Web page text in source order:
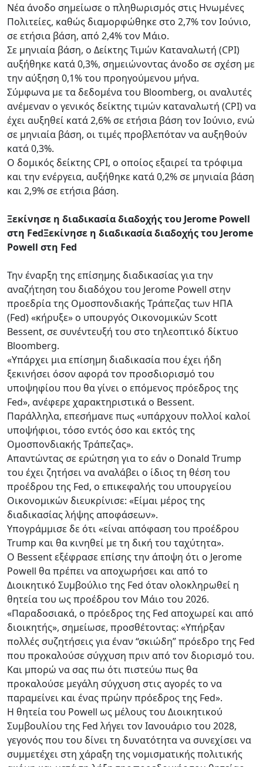
Νέα άνοδο σημείωσε ο πληθωρισμός στις Ηνωμένες
Πολιτείες, καθώς διαμορφώθηκε στο 2,7% τον Ιούνιο,
σε ετήσια βάση, από 2,4% τον Μάιο.
Σε μηνιαία βάση, ο Δείκτης Τιμών Καταναλωτή (CPI)
αυξήθηκε κατά 0,3%, σημειώνοντας άνοδο σε σχέση με
την αύξηση 0,1% του προηγούμενου μήνα.
Σύμφωνα με τα δεδομένα του Bloomberg, οι αναλυτές
ανέμεναν ο γενικός δείκτης τιμών καταναλωτή (CPI) να
έχει αυξηθεί κατά 2,6% σε ετήσια βάση τον Ιούνιο, ενώ
σε μηνιαία βάση, οι τιμές προβλεπόταν να αυξηθούν
κατά 0,3%.
Ο δομικός δείκτης CPI, ο οποίος εξαιρεί τα τρόφιμα
και την ενέργεια, αυξήθηκε κατά 0,2% σε μηνιαία βάση
και 2,9% σε ετήσια βάση.
Ξεκίνησε η διαδικασία διαδοχής του Jerome Powell
στη FedΞεκίνησε η διαδικασία διαδοχής του Jerome
Powell στη Fed
Την έναρξη της επίσημης διαδικασίας για την
αναζήτηση του διαδόχου του Jerome Powell στην
προεδρία της Ομοσπονδιακής Τράπεζας των ΗΠΑ
(Fed) «κήρυξε» ο υπουργός Οικονομικών Scott
Bessent, σε συνέντευξή του στο τηλεοπτικό δίκτυο
Bloomberg.
«Υπάρχει μια επίσημη διαδικασία που έχει ήδη
ξεκινήσει όσον αφορά τον προσδιορισμό του
υποψηφίου που θα γίνει ο επόμενος πρόεδρος της
Fed», ανέφερε χαρακτηριστικά ο Bessent.
Παράλληλα, επεσήμανε πως «υπάρχουν πολλοί καλοί
υποψήφιοι, τόσο εντός όσο και εκτός της
Ομοσπονδιακής Τράπεζας».
Απαντώντας σε ερώτηση για το εάν ο Donald Trump
του έχει ζητήσει να αναλάβει ο ίδιος τη θέση του
προέδρου της Fed, ο επικεφαλής του υπουργείου
Οικονομικών διευκρίνισε: «Είμαι μέρος της
διαδικασίας λήψης αποφάσεων».
Υπογράμμισε δε ότι «είναι απόφαση του προέδρου
Trump και θα κινηθεί με τη δική του ταχύτητα».
Ο Bessent εξέφρασε επίσης την άποψη ότι ο Jerome
Powell θα πρέπει να αποχωρήσει και από το
Διοικητικό Συμβούλιο της Fed όταν ολοκληρωθεί η
θητεία του ως προέδρου τον Μάιο του 2026.
«Παραδοσιακά, ο πρόεδρος της Fed αποχωρεί και από
διοικητής», σημείωσε, προσθέτοντας: «Υπήρξαν
πολλές συζητήσεις για έναν “σκιώδη” πρόεδρο της Fed
που προκαλούσε σύγχυση πριν από τον διορισμό του.
Και μπορώ να σας πω ότι πιστεύω πως θα
προκαλούσε μεγάλη σύγχυση στις αγορές το να
παραμείνει και ένας πρώην πρόεδρος της Fed».
Η θητεία του Powell ως μέλους του Διοικητικού
Συμβουλίου της Fed λήγει τον Ιανουάριο του 2028,
γεγονός που του δίνει τη δυνατότητα να συνεχίσει να
συμμετέχει στη χάραξη της νομισματικής πολιτικής